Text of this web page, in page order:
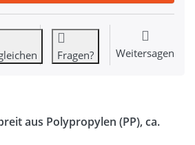
Fragen? Weitersagen
aus Polypropylen (PP), ca.